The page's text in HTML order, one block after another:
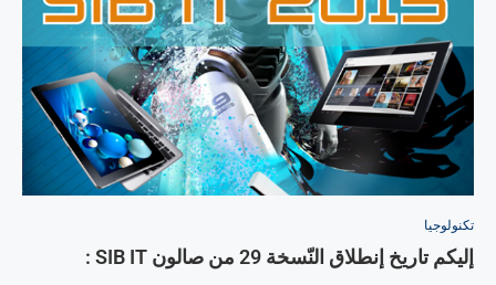
تكنولوجيا
إليكم تاريخ إنطلاق النّسخة 29 من صالون SIB IT :